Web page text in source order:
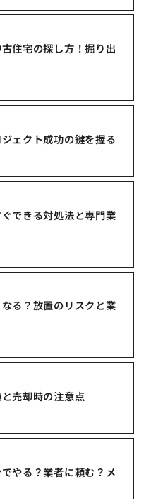
住宅の探し方！掘り出
ェクト成功の鍵を握る
できる対処法と専門業
る？放置のリスクと業
売却時の注意点
やる？業者に頼む？メ